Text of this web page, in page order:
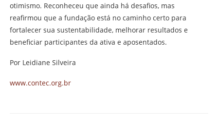
otimismo. Reconheceu que ainda há desafios, mas
reafirmou que a fundação está no caminho certo para
fortalecer sua sustentabilidade, melhorar resultados e
beneficiar participantes da ativa e aposentados.
Por Leidiane Silveira
www.contec.org.br